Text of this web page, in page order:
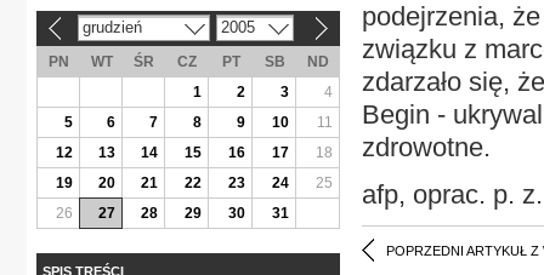
podejrzenia,
związku z
zdarzało się,
Begin -
zdrowotne.
afp, oprac. p. z.
POPRZEDNI ARTYKUŁ Z
grudzień 2005
PN WT ŚR CZ PT SB
ND
1
2 3
4
5
6 7 8 9 10
11
12
13 14 15 16 17
18
19
20 21 22 23 24
25
26
27 28 29 30 31
SPIS TREŚCI